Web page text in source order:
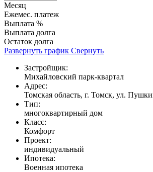
Месяц
Ежемес. платеж
Выплата %
Выплата долга
Остаток долга
Развернуть график Свернуть
Застройщик:
Михайловский парк-квартал
Адрес:
Томская область, г. Томск, ул.
Тип:
многоквартирный дом
Класс:
Комфорт
Проект:
индивидуальный
Ипотека:
Военная ипотека